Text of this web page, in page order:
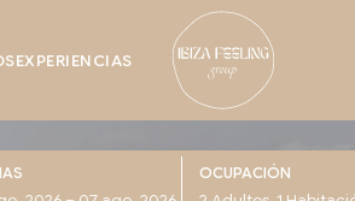
EXPERIENCIAS
OCUPACIÓN